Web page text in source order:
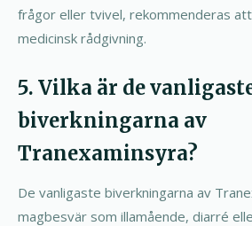
frågor eller tvivel, rekommenderas
medicinsk rådgivning.
5. Vilka är de
biverkningarna av
Tranexaminsyra?
De vanligaste biverkningarna av
magbesvär som illamående, diarré